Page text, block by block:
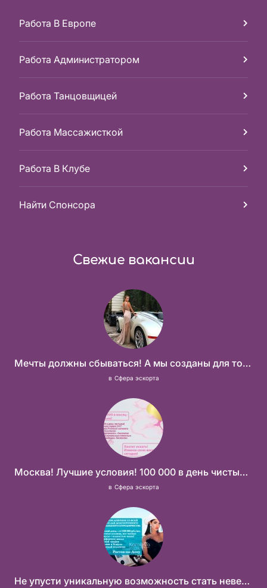
Работа В Европе
Работа Администратором
Работа Танцовщицей
Работа Массажисткой
Работа В Клубе
Найти Спонсора
Свежие вакансии
Мечты должны сбываться! А мы созданы для того что бы их осуществить!
в Сфера эскорта
Москва! Лучшие условия! 100 000 в день чистыми!
в Сфера эскорта
Не упусти уникальную возможность стать невероятно успешной и независимой!